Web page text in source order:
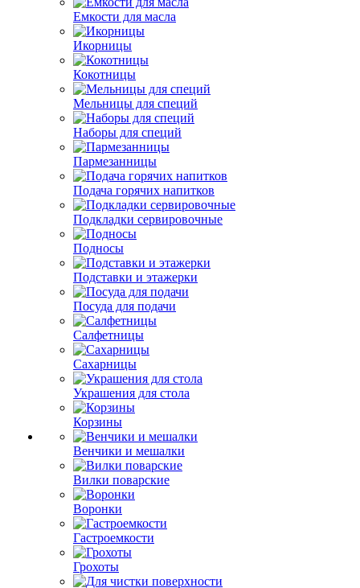
Емкости для масла
Икорницы
Кокотницы
Мельницы для специй
Наборы для специй
Пармезанницы
Подача горячих напитков
Подкладки сервировочные
Подносы
Подставки и этажерки
Посуда для подачи
Салфетницы
Сахарницы
Украшения для стола
Корзины
Венчики и мешалки
Вилки поварские
Воронки
Гастроемкости
Грохоты